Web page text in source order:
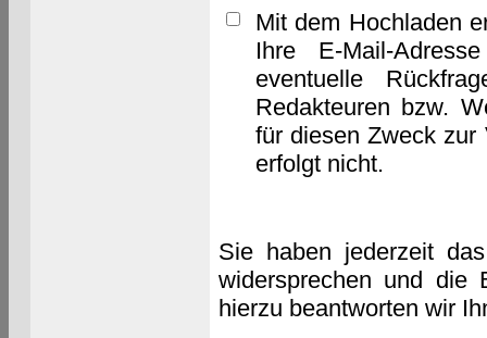
Mit dem Hochladen
Ihre E-Mail-
eventuelle
Redakteuren bzw.
für diesen Zweck zur
erfolgt nicht.
Sie haben jederzeit
widersprechen und die
hierzu beantworten wir